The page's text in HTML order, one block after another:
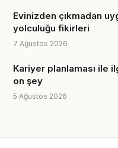
Evinizden çıkmadan
yolculuğu fikirleri
7 Ağustos 2026
Kariyer planlaması ile
on şey
5 Ağustos 2026